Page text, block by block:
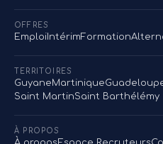
OFFRES
EmploiIntérimFormation
TERRITOIRES
GuyaneMartinique
Saint MartinSaint Barthélémy
À PROPOS